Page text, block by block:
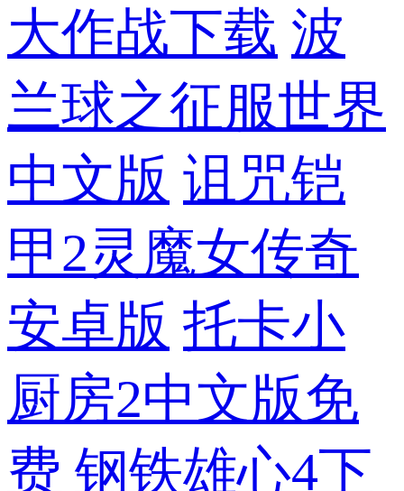
大作战下载 波
兰球之征服世界
中文版 诅咒铠
甲2灵魔女传奇
安卓版 托卡小
厨房2中文版免
费 钢铁雄心4下